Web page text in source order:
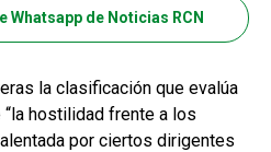
Whatsapp de Noticias RCN
la clasificación que evalúa
hostilidad frente a los
por ciertos dirigentes